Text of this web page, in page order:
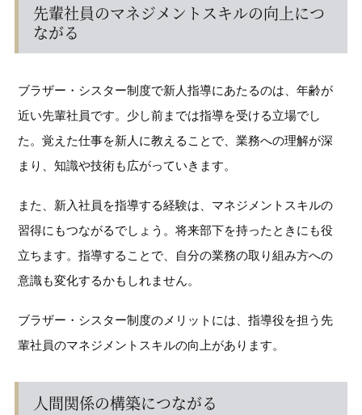
先輩社員のマネジメントスキルの向上につ
ながる
ブラザー・シスター制度で新人指導にあたるのは、年齢が
近い先輩社員です。少し前までは指導を受ける立場でし
た。覚えた仕事を新人に教えることで、業務への理解が深
まり、知識や技術も広がっていきます。
また、新入社員を指導する経験は、マネジメントスキルの
習得にもつながるでしょう。将来部下を持ったときにも役
立ちます。指導することで、自分の業務の取り組み方への
意識も変化するかもしれません。
ブラザー・シスター制度のメリットには、指導役を担う先
輩社員のマネジメントスキルの向上があります。
人間関係の構築につながる